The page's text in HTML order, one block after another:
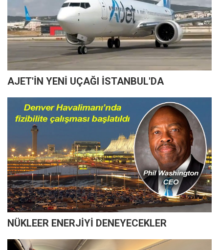
AJET'İN YENİ UÇAĞI İSTANBUL'DA
NÜKLEER ENERJİYİ DENEYECEKLER